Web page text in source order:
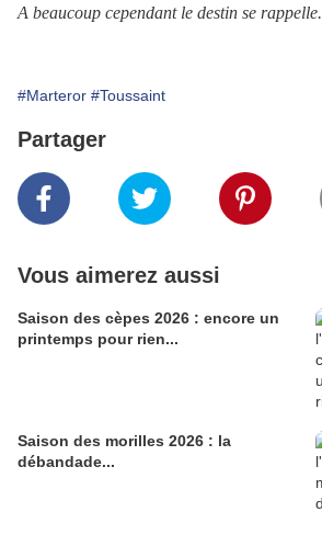
A beaucoup cependant le destin se rappelle.
#Marteror #Toussaint
Partager
Vous aimerez aussi
Saison des cèpes 2026 : encore un
printemps pour rien...
Saison des morilles 2026 : la
débandade...